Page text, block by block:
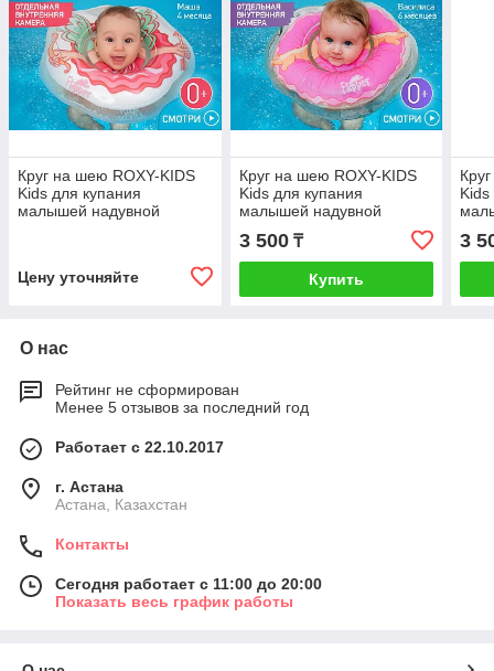
Круг на шею ROXY-KIDS
Kids для купания
малышей надувной
Цену уточняйте
Круг на шею ROXY-KIDS
Kids для купания
малышей надувной
Flipper Балерина
3 500₸
Купить
Kids
3
О нас
Рейтинг не сформирован
Менее 5 отзывов за последний год
Работает с 22.10.2017
г. Астана
Астана, Казахстан
Контакты
Сегодня работает с 11:00 до 20:00
Показать весь график работы